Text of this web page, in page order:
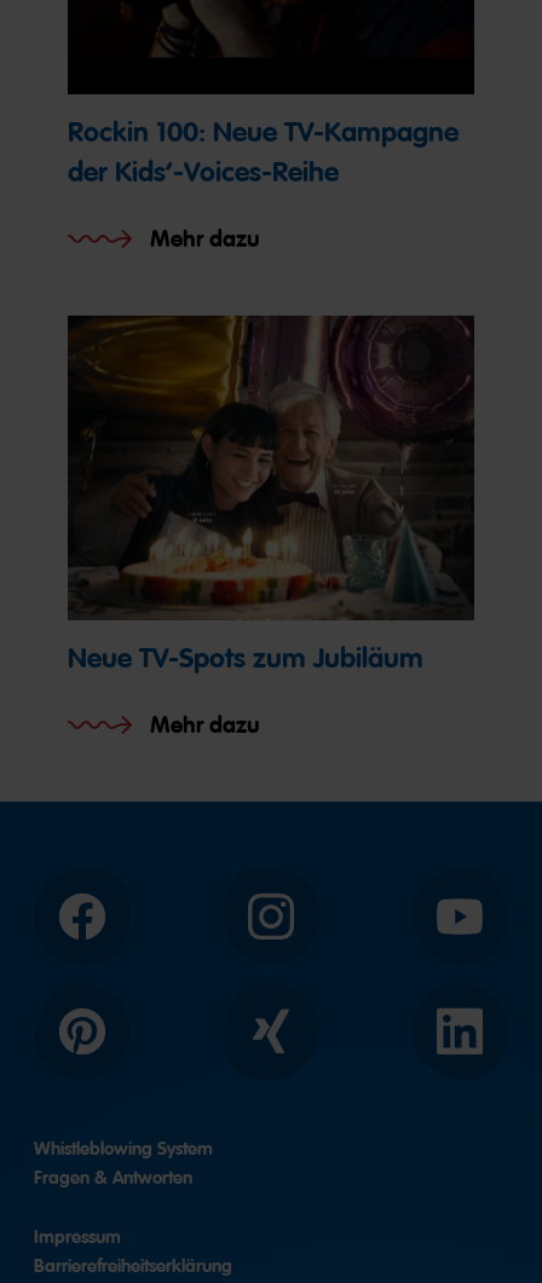
Rockin 100: Neue TV-Kampagne
der Kids‘-Voices-Reihe
Mehr dazu
Neue TV-Spots zum Jubiläum
Mehr dazu
Facebook Instagram YouTube
Pinterest Xing LinkedIn
Whistleblowing System
Fragen & Antworten
Impressum
Barrierefreiheitserklärung